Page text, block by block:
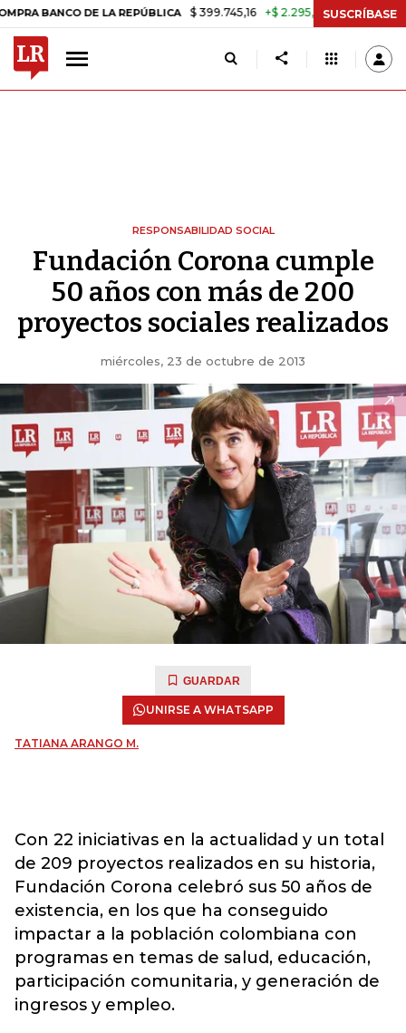
DE LA REPÚBLICA $ 399.745,16 +$ 2.295,71 +0,58% TASA DE
SUSCRÍBASE
RESPONSABILIDAD SOCIAL
Fundación Corona cumple
50 años con más de 200
proyectos sociales realizados
miércoles, 23 de octubre de 2013
GUARDAR
UNIRSE A WHATSAPP
TATIANA ARANGO M.
Con 22 iniciativas en la actualidad y un total
de 209 proyectos realizados en su historia,
Fundación Corona celebró sus 50 años de
existencia, en los que ha conseguido
impactar a la población colombiana con
programas en temas de salud, educación,
participación comunitaria, y generación de
ingresos y empleo.